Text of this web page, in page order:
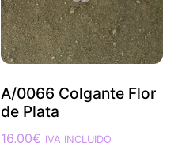
A/0066 Colgante Flor
de Plata
16,00€ IVA INCLUIDO